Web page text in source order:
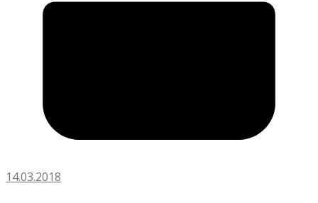
14.03.2018